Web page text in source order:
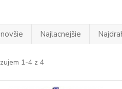
Najlacnejšie
1-4 z 4